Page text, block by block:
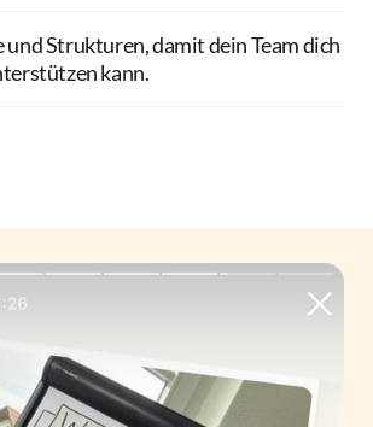
und Strukturen, damit dein Team dich
kann.